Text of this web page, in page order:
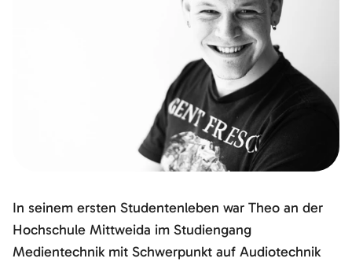
In seinem ersten Studentenleben war Theo an der
Hochschule Mittweida im Studiengang
Medientechnik mit Schwerpunkt auf Audiotechnik